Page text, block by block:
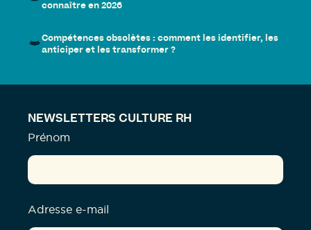
connaître en 2026
Compétences obsolètes : comment les identifier, les
anticiper et les transformer ?
NEWSLETTERS CULTURE RH
Prénom
Adresse e-mail